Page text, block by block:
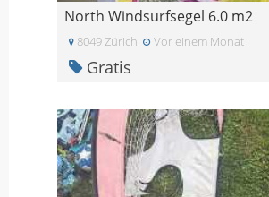
North Windsurfsegel 6.0 m2
8049 Zürich Vor einem Monat
Gratis